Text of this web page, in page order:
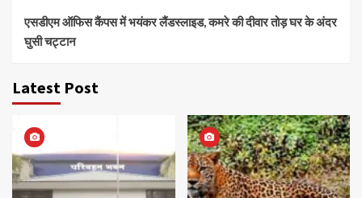
एसडीएम ऑफिस कैंपस में भयंकर लैंडस्लाइड, कमरे की दीवार तोड़ घर के अंदर
घुसी चट्टान
Latest Post